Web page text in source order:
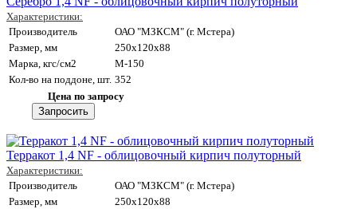
Характеристики:
Производитель
ОАО "МЗКСМ" (г. Мстера)
Размер, мм
250x120x88
Марка, кгс/см2
M-150
Кол-во на поддоне, шт. 352
Цена по запросу
Терракот 1,4 NF - облицовочный кирпич полуторный
Характеристики:
Производитель
ОАО "МЗКСМ" (г. Мстера)
Размер, мм
250x120x88